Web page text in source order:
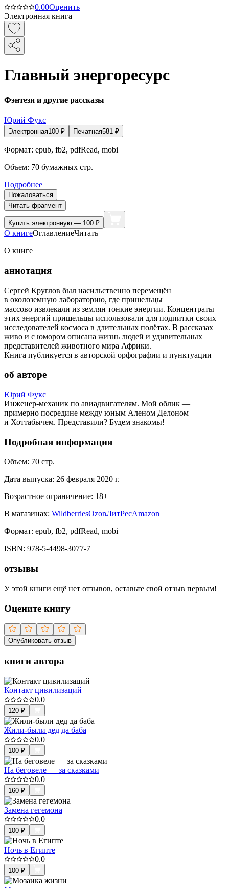
0.00Оценить
Электронная книга
Главный энергоресурс
Фэнтези и другие рассказы
Юрий Фукс
Электронная100 ₽ Печатная581 ₽
Формат: epub, fb2, pdfRead, mobi
Объем: 70 бумажных стр.
Подробнее
Пожаловаться
Читать фрагмент
Купить электронную — 100 ₽
О книгеОглавлениеЧитать
О книге
аннотация
Сергей Круглов был насильственно перемещён
в околоземную лабораторию, где пришельцы
массово извлекали из землян тонкие энергии. Концентраты
этих энергий пришельцы использовали для подпитки своих
исследователей космоса в длительных полётах. В рассказах
живо и с юмором описана жизнь людей и удивительных
представителей животного мира Африки.
Книга публикуется в авторской орфографии и пунктуации
об авторе
Юрий Фукс
Инженер-механик по авиадвигателям. Мой облик —
примерно посредине между юным Аленом Делоном
и Хоттабычем. Представили? Будем знакомы!
Подробная информация
Объем: 70 стр.
Дата выпуска: 26 февраля 2020 г.
Возрастное ограничение: 18+
В магазинах: WildberriesOzonЛитРесAmazon
Формат: epub, fb2, pdfRead, mobi
ISBN: 978-5-4498-3077-7
отзывы
У этой книги ещё нет отзывов, оставьте свой отзыв первым!
Оцените книгу
Опубликовать отзыв
книги автора
Контакт цивилизаций
0.0
120 ₽
Жили-были дед да баба
0.0
100 ₽
На беговеле — за сказками
0.0
160 ₽
Замена гегемона
0.0
100 ₽
Ночь в Египте
0.0
100 ₽